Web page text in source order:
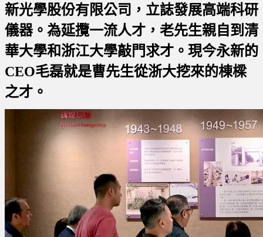
新光學股份有限公司， 立誌發展高端科研
儀器。為延攬一流人才，老先生親自到清
華大學和浙江大學敲門求才。現今永新的
CEO毛磊就是曹先生從浙大挖來的棟樑
之才。